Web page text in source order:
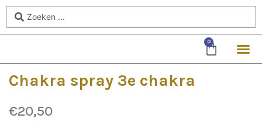
0
Chakra spray 3e chakra
€20,50